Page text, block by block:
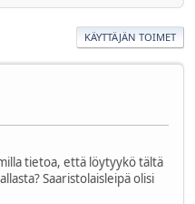
KÄYTTÄJÄN TOIMET
tietoa, että löytyykö tältä
Saaristolaisleipä olisi